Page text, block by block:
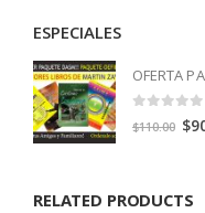
ESPECIALES
OFERTA
out of 5
$110.00 $
RELATED PRODUCTS